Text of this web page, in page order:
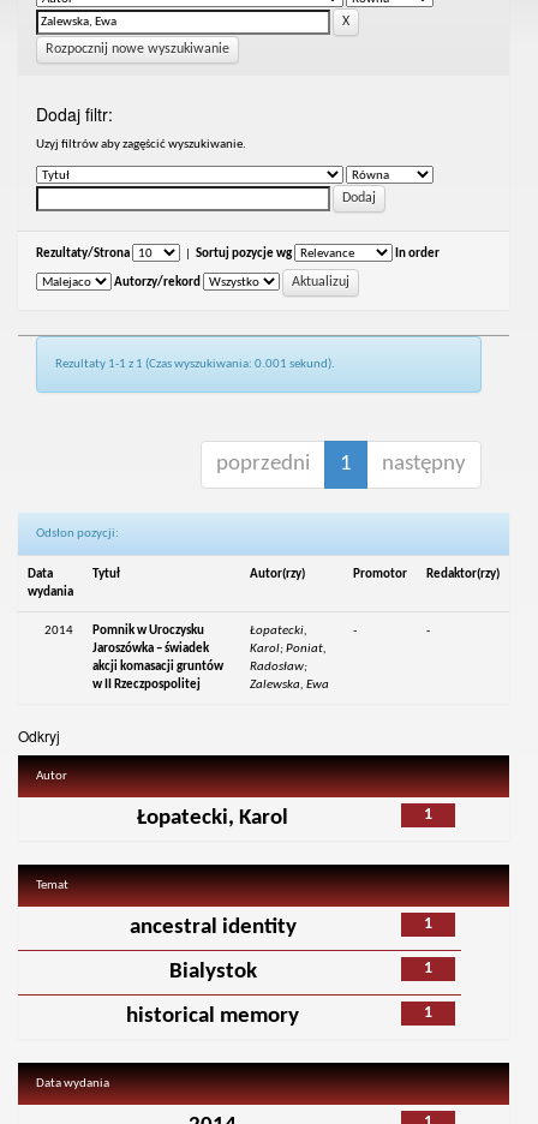
Rozpocznij nowe wyszukiwanie
Dodaj filtr:
Uzyj filtrów aby zagęścić wyszukiwanie.
Rezultaty/Strona Sortuj pozycje wg In order
Autorzy/rekord
Rezultaty 1-1 z 1 (Czas wyszukiwania: 0.001 sekund).
poprzedni 1 następny
Odsłon pozycji:
Data
wydania
Tytuł Autor(rzy) Promotor Redaktor(rzy)
2014
Pomnik w Uroczysku
Jaroszówka – świadek
akcji komasacji gruntów
w II Rzeczpospolitej
Łopatecki,
Karol; Poniat,
Radosław;
Zalewska, Ewa
- -
Odkryj
Autor
1
Łopatecki, Karol
Temat
1
ancestral identity
1
Bialystok
1
historical memory
Data wydania